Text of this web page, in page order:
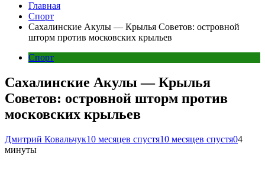
Главная
Спорт
Сахалинские Акулы — Крылья Советов: островной
шторм против московских крыльев
Спорт
Сахалинские Акулы — Крылья
Советов: островной шторм против
московских крыльев
Дмитрий Ковальчук10 месяцев спустя10 месяцев спустя04
минуты